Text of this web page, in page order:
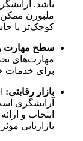
باشد.
ملبورن
کوچک‌تر یا
سطح مهارت
مهارت‌های
برای خدمات
بازار رقابتی:
آرایشگری
انتخاب و
بازاریابی